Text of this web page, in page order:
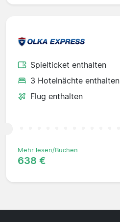
Spielticket enthalten
3 Hotelnächte enthalten
Flug enthalten
Mehr lesen/Buchen
638 €